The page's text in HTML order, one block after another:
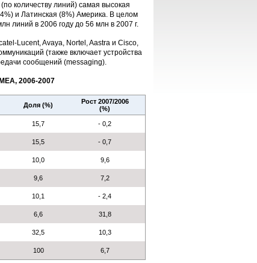
количеству линий) самая высокая
и Латинская (8%) Америка. В целом
линий в 2006 году до 56 млн в 2007 г.
Lucent, Avaya, Nortel, Aastra и Cisco,
(также включает устройства
сообщений (messaging).
2006-2007
Доля (%)
Рост 2007/2006
(%)
15,7 - 0,2
15,5 - 0,7
10,0 9,6
9,6 7,2
10,1 - 2,4
6,6 31,8
32,5 10,3
100 6,7